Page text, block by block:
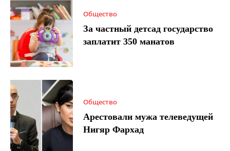
Общество
За частный детсад государство
заплатит 350 манатов
Общество
Арестовали мужа телеведущей
Нигяр Фархад